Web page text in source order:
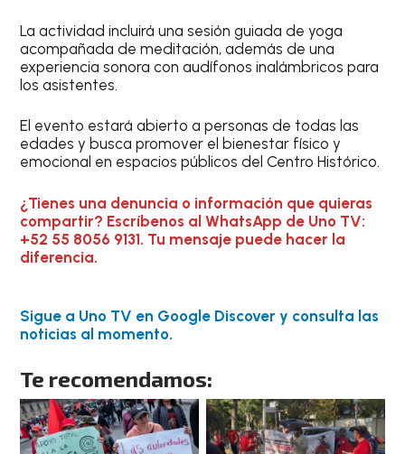
La actividad incluirá una sesión guiada de yoga
acompañada de meditación, además de una
experiencia sonora con audífonos inalámbricos para
los asistentes.
El evento estará abierto a personas de todas las
edades y busca promover el bienestar físico y
emocional en espacios públicos del Centro Histórico.
¿Tienes una denuncia o información que quieras
compartir? Escríbenos al WhatsApp de Uno TV:
+52 55 8056 9131. Tu mensaje puede hacer la
diferencia.
Sigue a Uno TV en Google Discover y consulta las
noticias al momento.
Te recomendamos: